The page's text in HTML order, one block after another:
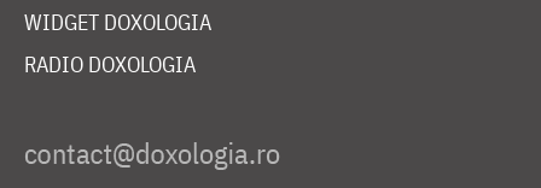
WIDGET DOXOLOGIA
RADIO DOXOLOGIA